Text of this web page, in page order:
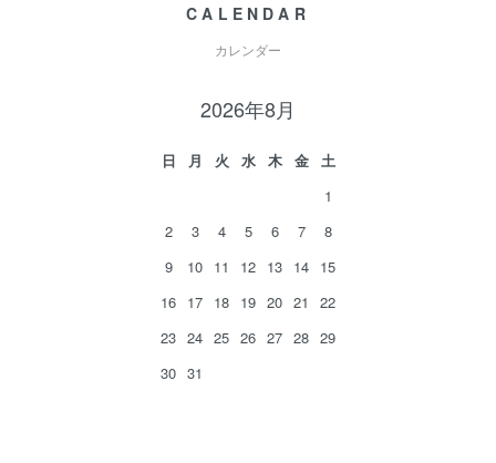
CALENDAR
カレンダー
2026年8月
日 月 火 水 木 金
土
1
2
3 4 5 6 7
8
9
10 11 12 13 14 15
16 17 18 19 20 21
22
23 24 25 26 27 28 29
30 31